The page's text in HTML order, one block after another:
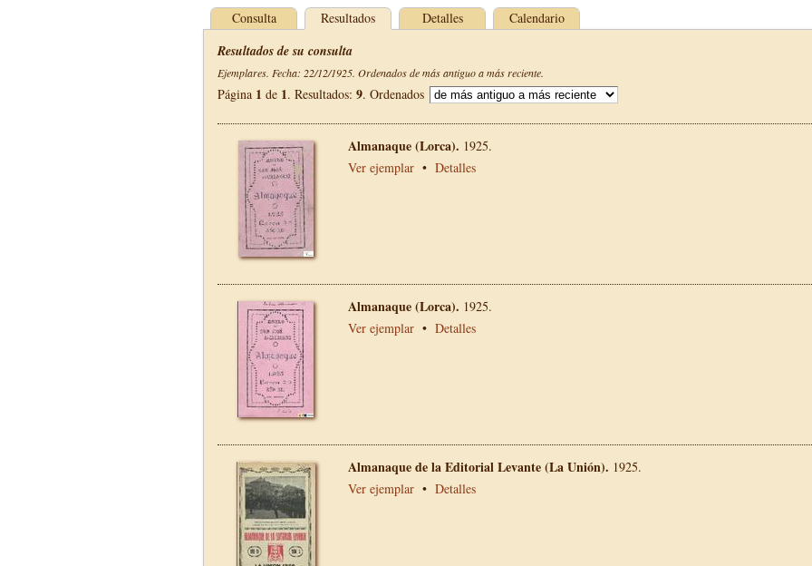
Consulta Resultados Detalles Calendario
Resultados de su consulta
Ejemplares. Fecha: 22/12/1925. Ordenados de más antiguo a más reciente.
Página 1 de 1. Resultados: 9. Ordenados
Almanaque (Lorca). 1925.
Ver ejemplar • Detalles
Almanaque (Lorca). 1925.
Ver ejemplar • Detalles
Almanaque de la Editorial Levante (La Unión). 1925.
Ver ejemplar • Detalles